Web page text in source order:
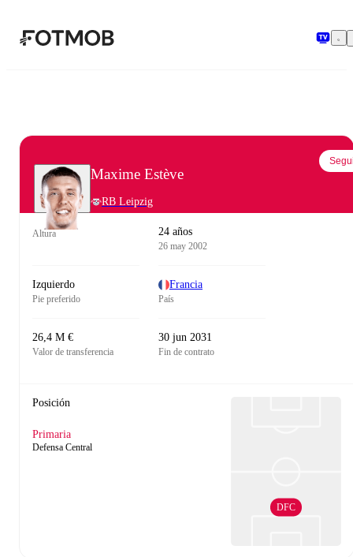
Maxime Estève
RB Leipzig
Altura 24 años
26 may 2002
Izquierdo
Pie preferido
Francia
País
26,4 M €
Valor de transferencia
30 jun 2031
Fin de contrato
Posición
Primaria
Defensa Central
DFC